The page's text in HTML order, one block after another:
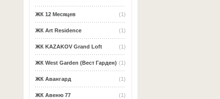
(1)
ЖК 12 Месяцев
(1)
ЖК Art Residence
(1)
ЖК KAZAKOV Grand Loft
(1)
ЖК West Garden (Вест Гарден)
(1)
ЖК Авангард
(1)
ЖК Авеню 77